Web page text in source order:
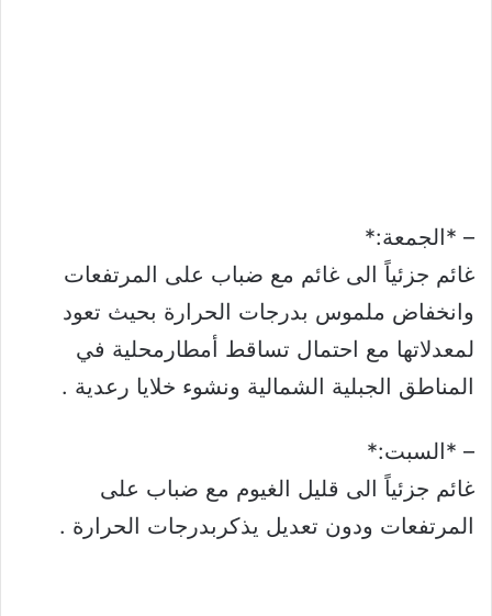
– *الجمعة:*
غائم جزئياً الى غائم مع ضباب على المرتفعات
وانخفاض ملموس بدرجات الحرارة بحيث تعود
لمعدلاتها مع احتمال تساقط أمطارمحلية في
المناطق الجبلية الشمالية ونشوء خلايا رعدية .
– *السبت:*
غائم جزئياً الى قليل الغيوم مع ضباب على
المرتفعات ودون تعديل يذكربدرجات الحرارة .